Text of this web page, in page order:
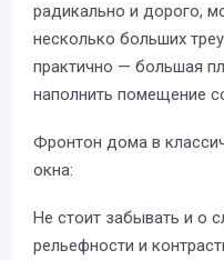
радикально и дорого,
несколько больших
практично — большая
наполнить помещение
Фронтон дома в
окна:
Не стоит забывать и о
рельефности и